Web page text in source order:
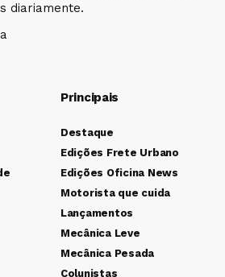
diariamente.
Principais
Destaque
Edições Frete Urbano
Edições Oficina News
Motorista que cuida
Lançamentos
Mecânica Leve
Mecânica Pesada
Colunistas